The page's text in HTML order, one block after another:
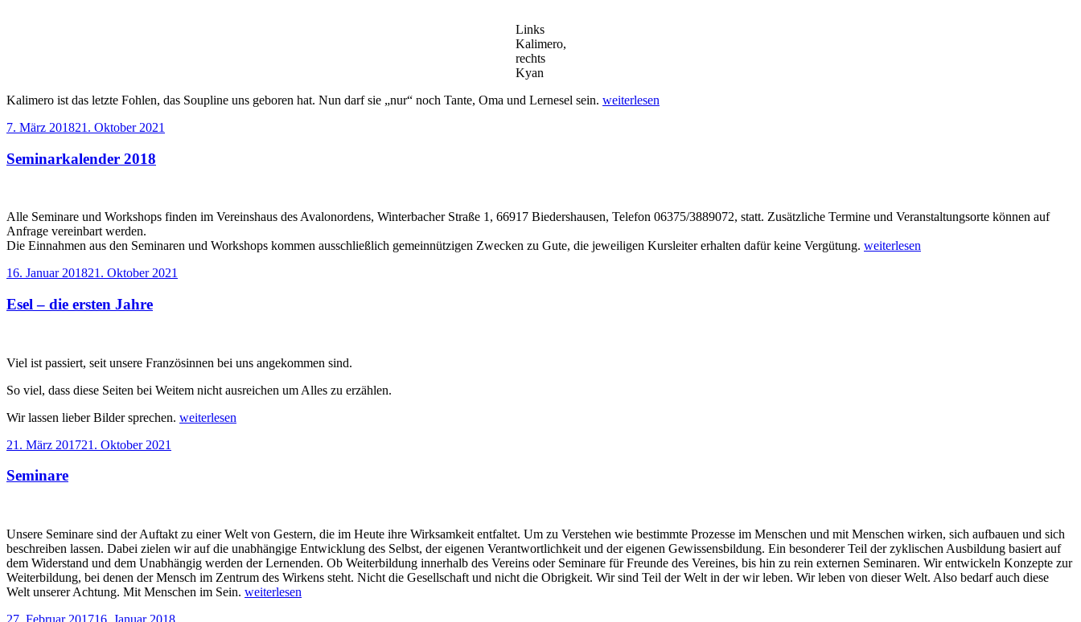
Links
Kalimero,
rechts
Kyan
Kalimero ist das letzte Fohlen, das Soupline uns geboren hat. Nun darf sie „nur“ noch Tante, Oma und Lernesel sein. „Aktuell“
weiterlesen
Veröffentlicht
7. März 201821. Oktober 2021
Seminarkalender 2018
Alle Seminare und Workshops finden im Vereinshaus des Avalonordens, Winterbacher Straße 1, 66917 Biedershausen, Telefon 06375/3889072, statt. Zusätzliche Termine und Veranstaltungsorte können auf
Anfrage vereinbart werden.
Die Einnahmen aus den Seminaren und Workshops kommen ausschließlich gemeinnützigen Zwecken zu Gute, die jeweiligen Kursleiter erhalten dafür keine Vergütung. „Seminarkalender
weiterlesen
Veröffentlicht
16. Januar 201821. Oktober 2021
Esel – die ersten Jahre
Viel ist passiert, seit unsere Französinnen bei uns angekommen sind.
So viel, dass diese Seiten bei Weitem nicht ausreichen um Alles zu erzählen.
Wir lassen lieber Bilder sprechen. „Esel
weiterlesen
Veröffentlicht
21. März 201721. Oktober 2021
Seminare
Unsere Seminare sind der Auftakt zu einer Welt von Gestern, die im Heute ihre Wirksamkeit entfaltet. Um zu Verstehen wie bestimmte Prozesse im Menschen und mit Menschen wirken, sich aufbauen und sich
beschreiben lassen. Dabei zielen wir auf die unabhängige Entwicklung des Selbst, der eigenen Verantwortlichkeit und der eigenen Gewissensbildung. Ein besonderer Teil der zyklischen Ausbildung basiert auf
dem Widerstand und dem Unabhängig werden der Lernenden. Ob Weiterbildung innerhalb des Vereins oder Seminare für Freunde des Vereines, bis hin zu rein externen Seminaren. Wir entwickeln Konzepte zur
Weiterbildung, bei denen der Mensch im Zentrum des Wirkens steht. Nicht die Gesellschaft und nicht die Obrigkeit. Wir sind Teil der Welt in der wir leben. Wir leben von dieser Welt. Also bedarf auch diese
Welt unserer Achtung. Mit Menschen im Sein. „Seminare“
weiterlesen
Veröffentlicht